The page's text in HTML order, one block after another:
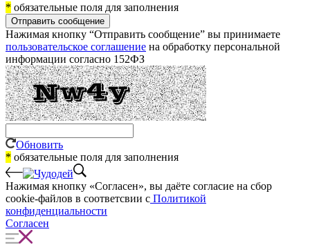
* обязательные поля для заполнения
Отправить сообщение
Нажимая кнопку “Отправить сообщение” вы принимаете
пользовательское соглашение на обработку персональной
информации согласно 152ФЗ
Обновить
* обязательные поля для заполнения
Нажимая кнопку «Согласен», вы даёте cогласие на сбор
cookie-файлов в соответсвии с Политикой
конфиденциальности
Согласен